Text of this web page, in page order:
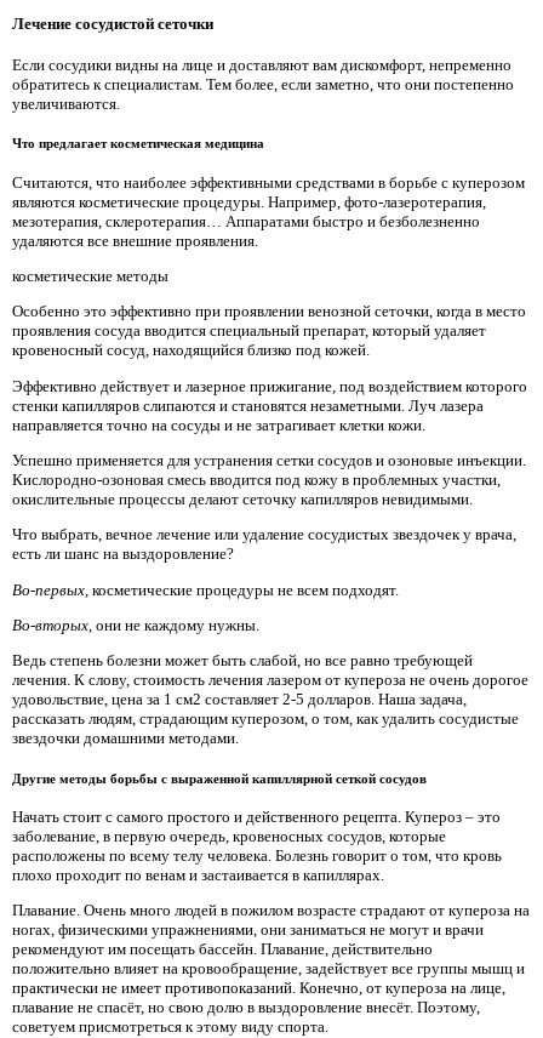
Лечение сосудистой сеточки
Если сосудики видны на лице и доставляют вам дискомфорт, непременно
обратитесь к специалистам. Тем более, если заметно, что они постепенно
увеличиваются.
Что предлагает косметическая медицина
Считаются, что наиболее эффективными средствами в борьбе с куперозом
являются косметические процедуры. Например, фото-лазеротерапия,
мезотерапия, склеротерапия… Аппаратами быстро и безболезненно
удаляются все внешние проявления.
косметические методы
Особенно это эффективно при проявлении венозной сеточки, когда в место
проявления сосуда вводится специальный препарат, который удаляет
кровеносный сосуд, находящийся близко под кожей.
Эффективно действует и лазерное прижигание, под воздействием которого
стенки капилляров слипаются и становятся незаметными. Луч лазера
направляется точно на сосуды и не затрагивает клетки кожи.
Успешно применяется для устранения сетки сосудов и озоновые инъекции.
Кислородно-озоновая смесь вводится под кожу в проблемных участки,
окислительные процессы делают сеточку капилляров невидимыми.
Что выбрать, вечное лечение или удаление сосудистых звездочек у врача,
есть ли шанс на выздоровление?
Во-первых, косметические процедуры не всем подходят.
Во-вторых , они не каждому нужны.
Ведь степень болезни может быть слабой, но все равно требующей
лечения. К слову, стоимость лечения лазером от купероза не очень дорогое
удовольствие, цена за 1 см2 составляет 2-5 долларов. Наша задача,
рассказать людям, страдающим куперозом, о том, как удалить сосудистые
звездочки домашними методами.
Другие методы борьбы с выраженной капиллярной сеткой сосудов
Начать стоит с самого простого и действенного рецепта. Купероз – это
заболевание, в первую очередь, кровеносных сосудов, которые
расположены по всему телу человека. Болезнь говорит о том, что кровь
плохо проходит по венам и застаивается в капиллярах.
Плавание. Очень много людей в пожилом возрасте страдают от купероза на
ногах, физическими упражнениями, они заниматься не могут и врачи
рекомендуют им посещать бассейн. Плавание, действительно
положительно влияет на кровообращение, задействует все группы мышц и
практически не имеет противопоказаний. Конечно, от купероза на лице,
плавание не спасёт, но свою долю в выздоровление внесёт. Поэтому,
советуем присмотреться к этому виду спорта.